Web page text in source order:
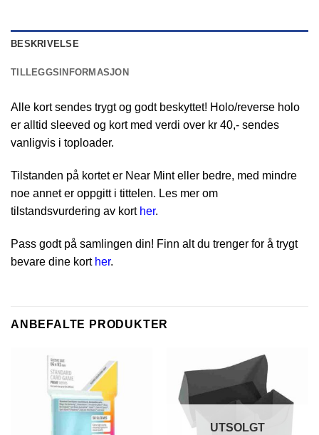
BESKRIVELSE
TILLEGGSINFORMASJON
Alle kort sendes trygt og godt beskyttet! Holo/reverse holo
er alltid sleeved og kort med verdi over kr 40,- sendes
vanligvis i toploader.
Tilstanden på kortet er Near Mint eller bedre, med mindre
noe annet er oppgitt i tittelen. Les mer om
tilstandsvurdering av kort her.
Pass godt på samlingen din! Finn alt du trenger for å trygt
bevare dine kort her.
ANBEFALTE PRODUKTER
UTSOLGT